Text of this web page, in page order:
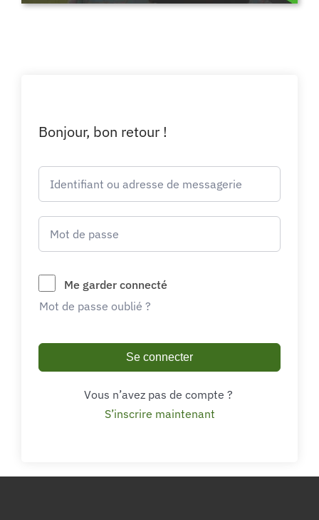
Bonjour, bon retour !
Me garder connecté
Mot de passe oublié ?
Se connecter
Vous n’avez pas de compte ?
S’inscrire maintenant